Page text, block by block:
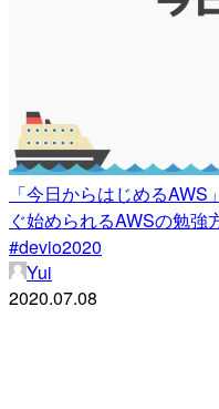
「今日からはじめる
ぐ始められるAWSの勉強
#devio2020
Yui
2020.07.08